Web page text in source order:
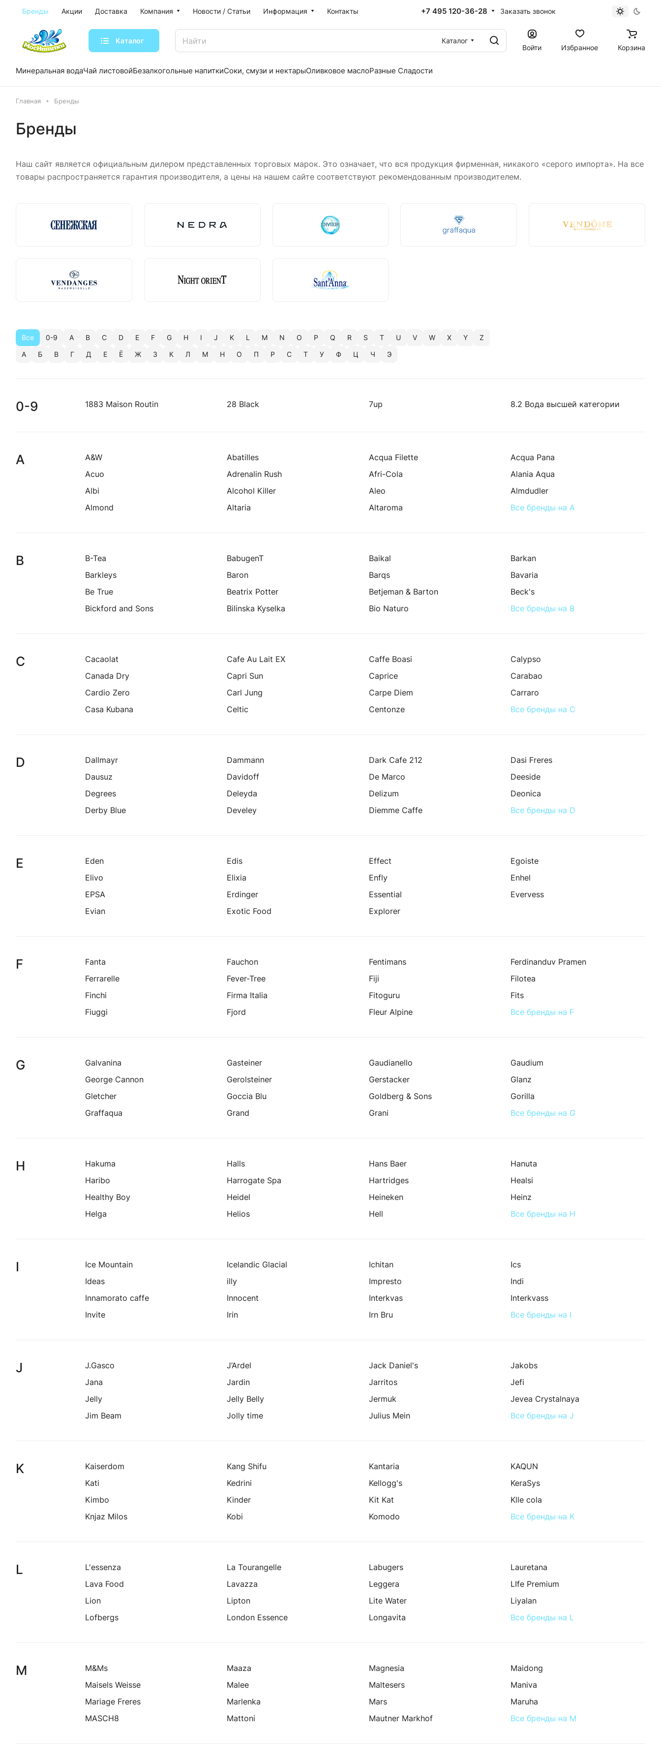
Бренды Акции Доставка Компания Новости / Статьи Информация Контакты +7 495 120-36-28 Заказать звонок
Каталог
Каталог
Войти
Избранное Корзина
Минеральная водаЧай листовойБезалкогольные напиткиСоки, смузи и нектарыОливковое маслоРазные Сладости
Главная Бренды
Бренды
Наш сайт является официальным дилером представленных торговых марок. Это означает, что вся продукция фирменная, никакого «серого импорта». На все
товары распространяется гарантия производителя, а цены на нашем сайте соответствуют рекомендованным производителем.
Все 0-9 A B C D E F G H I J K L M N O P Q R S T U V W X Y
Z
А
Б В Г Д Е Ё Ж З К Л М Н О П Р С Т У Ф Ц Ч Э
0-9 1883 Maison Routin 28 Black 7up 8.2 Вода высшей категории
A A&W Abatilles Acqua Filette
Acqua Pana
Acuo
Adrenalin Rush Afri-Cola
Alania Aqua
Albi
Alcohol Killer Aleo
Almdudler
Almond
Altaria Altaroma Все бренды на A
B B-Tea BabugenT Baikal
Barkan
Barkleys
Baron Barqs
Bavaria
Be True
Beatrix Potter Betjeman & Barton
Beсk's
Bickford and Sons
Bilinska Kyselka Bio Naturo Все бренды на B
C Cacaolat Cafe Au Lait EX Caffe Boasi
Calypso
Canada Dry
Capri Sun Caprice
Carabao
Cardio Zero
Carl Jung Carpe Diem
Carraro
Casa Kubana
Celtic Centonze Все бренды на C
D Dallmayr Dammann Dark Cafe 212
Dasi Freres
Dausuz
Davidoff De Marco
Deeside
Degrees
Deleyda Delizum
Deonica
Derby Blue
Develey Diemme Caffe Все бренды на D
E Eden Edis Effect
Egoiste
Elivo
Elixia Enfly
Enhel
EPSA
Erdinger Essential
Evervess
Evian
Exotic Food Explorer
F Fanta Fauchon Fentimans
Ferdinanduv Pramen
Ferrarelle
Fever-Tree Fiji
Filotea
Finchi
Firma Italia Fitoguru
Fits
Fiuggi
Fjord Fleur Alpine Все бренды на F
G Galvanina Gasteiner Gaudianello
Gaudium
George Cannon
Gerolsteiner Gerstacker
Glanz
Gletcher
Goccia Blu Goldberg & Sons
Gorilla
Graffaqua
Grand Grani Все бренды на G
H Hakuma Halls Hans Baer
Hanuta
Haribo
Harrogate Spa Hartridges
Healsi
Healthy Boy
Heidel Heineken
Heinz
Helga
Helios Hell Все бренды на H
I Ice Mountain Icelandic Glacial Ichitan
Ics
Ideas
illy Impresto
Indi
Innamorato caffe
Innocent Interkvas
Interkvass
Invite
Irin Irn Bru Все бренды на I
J J.Gasco J’Ardel Jack Daniel's
Jakobs
Jana
Jardin Jarritos
Jefi
Jelly
Jelly Belly Jermuk
Jevea Crystalnaya
Jim Beam
Jolly time Julius Mein Все бренды на J
K Kaiserdom Kang Shifu Kantaria
KAQUN
Kati
Kedrini Kellogg's
KeraSys
Kimbo
Kinder Kit Kat
Klle cola
Knjaz Milos
Kobi Komodo Все бренды на K
L L'essenza La Tourangelle Labugers
Lauretana
Lava Food
Lavazza Leggera
LIfe Premium
Lion
Lipton Lite Water
Liyalan
Lofbergs
London Essence Longavita Все бренды на L
M M&Ms Maaza Magnesia
Maidong
Maisels Weisse
Malee Maltesers
Maniva
Mariage Freres
Marlenka Mars
Maruha
MASCH8
Mattoni Mautner Markhof Все бренды на M